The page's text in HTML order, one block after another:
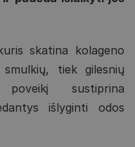
skatina kolageno
tiek gilesnių
sustiprina
išlyginti odos